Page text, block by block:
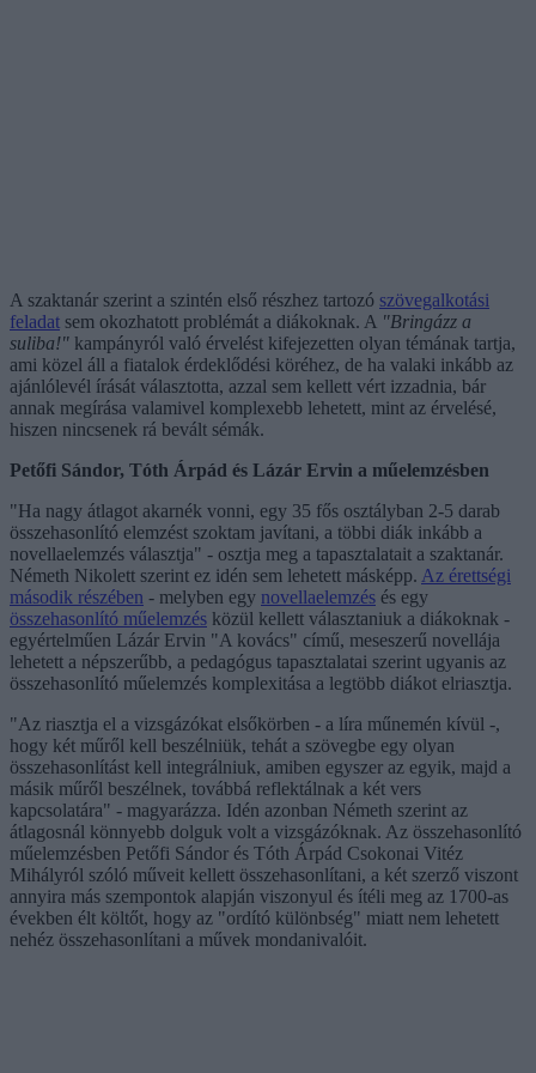
A szaktanár szerint a szintén első részhez tartozó szövegalkotási
feladat sem okozhatott problémát a diákoknak. A "Bringázz a
suliba!" kampányról való érvelést kifejezetten olyan témának tartja,
ami közel áll a fiatalok érdeklődési köréhez, de ha valaki inkább az
ajánlólevél írását választotta, azzal sem kellett vért izzadnia, bár
annak megírása valamivel komplexebb lehetett, mint az érvelésé,
hiszen nincsenek rá bevált sémák.
Petőfi Sándor, Tóth Árpád és Lázár Ervin a műelemzésben
"Ha nagy átlagot akarnék vonni, egy 35 fős osztályban 2-5 darab
összehasonlító elemzést szoktam javítani, a többi diák inkább a
novellaelemzés választja" - osztja meg a tapasztalatait a szaktanár.
Németh Nikolett szerint ez idén sem lehetett másképp. Az érettségi
második részében - melyben egy novellaelemzés és egy
összehasonlító műelemzés közül kellett választaniuk a diákoknak -
egyértelműen Lázár Ervin "A kovács" című, meseszerű novellája
lehetett a népszerűbb, a pedagógus tapasztalatai szerint ugyanis az
összehasonlító műelemzés komplexitása a legtöbb diákot elriasztja.
"Az riasztja el a vizsgázókat elsőkörben - a líra műnemén kívül -,
hogy két műről kell beszélniük, tehát a szövegbe egy olyan
összehasonlítást kell integrálniuk, amiben egyszer az egyik, majd a
másik műről beszélnek, továbbá reflektálnak a két vers
kapcsolatára" - magyarázza. Idén azonban Németh szerint az
átlagosnál könnyebb dolguk volt a vizsgázóknak. Az összehasonlító
műelemzésben Petőfi Sándor és Tóth Árpád Csokonai Vitéz
Mihályról szóló műveit kellett összehasonlítani, a két szerző viszont
annyira más szempontok alapján viszonyul és ítéli meg az 1700-as
években élt költőt, hogy az "ordító különbség" miatt nem lehetett
nehéz összehasonlítani a művek mondanivalóit.